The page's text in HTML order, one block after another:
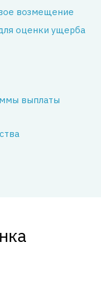
возмещение
оценки ущерба
выплаты